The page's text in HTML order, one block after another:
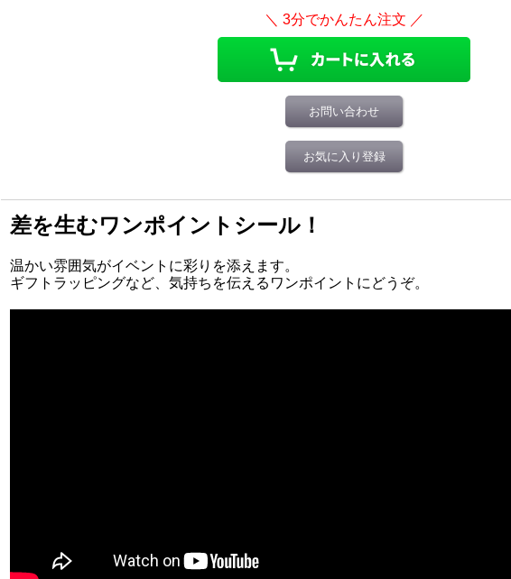
お問い合わせ
お気に入り登録
差を生むワンポイントシール！
温かい雰囲気がイベントに彩りを添えます。
ギフトラッピングなど、気持ちを伝えるワンポイントにどうぞ。